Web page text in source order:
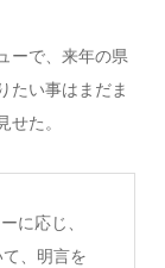
ーで、来年の県
たい事はまだま
た。
に応じ、
、明言を